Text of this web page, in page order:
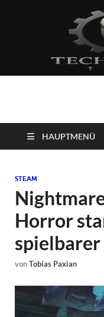
und
News
Blockbuster, Indie-
HAUPTMENÜ
STEAM
Horror
spielbarer
vonTobias Paxian